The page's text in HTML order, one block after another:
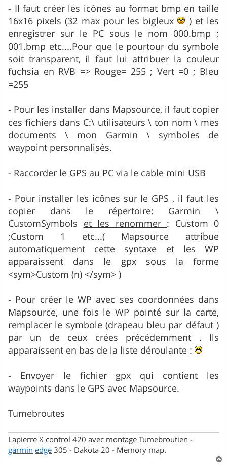
g
e
- Il faut créer les icônes au format bmp en taille
16x16 pixels (32 max pour les bigleux
) et les
enregistrer sur le PC sous le nom 000.bmp ;
001.bmp etc....Pour que le pourtour du symbole
soit transparent, il faut lui attribuer la couleur
fuchsia en RVB => Rouge= 255 ; Vert =0 ; Bleu
=255
- Pour les installer dans Mapsource, il faut copier
ces fichiers dans C:\ utilisateurs \ ton nom \ mes
documents \ mon Garmin \ symboles de
waypoint personnalisés.
- Raccorder le GPS au PC via le cable mini USB
- Pour installer les icônes sur le GPS , il faut les
copier dans le répertoire: Garmin \
CustomSymbols et les renommer : Custom 0
;Custom 1 etc...( Mapsource attribue
automatiquement cette syntaxe et les WP
apparaissent dans le gpx sous la forme
<sym>Custom (n) </sym> )
- Pour créer le WP avec ses coordonnées dans
Mapsource, une fois le WP pointé sur la carte,
remplacer le symbole (drapeau bleu par défaut )
par un de ceux crées précédemment . Ils
apparaissent en bas de la liste déroulante :
- Envoyer le fichier gpx qui contient les
waypoints dans le GPS avec Mapsource.
Tumebroutes
Lapierre X control 420 avec montage Tumebroutien -
garmin edge 305 - Dakota 20 - Memory map.